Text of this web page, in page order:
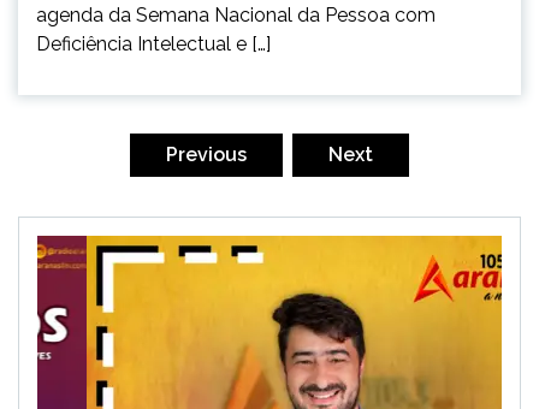
agenda da Semana Nacional da Pessoa com
Deficiência Intelectual e […]
Previous Next